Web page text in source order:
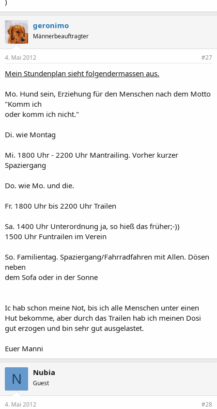
geronimo
Männerbeauftragter
4. Mai 2012 #27
Mein Stundenplan sieht folgendermassen aus.
Mo. Hund sein, Erziehung für den Menschen nach dem Motto
"Komm ich
oder komm ich nicht."
Di. wie Montag
Mi. 1800 Uhr - 2200 Uhr Mantrailing. Vorher kurzer
Spaziergang
Do. wie Mo. und die.
Fr. 1800 Uhr bis 2200 Uhr Trailen
Sa. 1400 Uhr Unterordnung ja, so hieß das früher;-))
1500 Uhr Funtrailen im Verein
So. Familientag. Spaziergang/Fahrradfahren mit Allen. Dösen
neben
dem Sofa oder in der Sonne
Ic hab schon meine Not, bis ich alle Menschen unter einen
Hut bekomme, aber durch das Trailen hab ich meinen Dosi
gut erzogen und bin sehr gut ausgelastet.
Euer Manni
N Nubia
Guest
4. Mai 2012 #28